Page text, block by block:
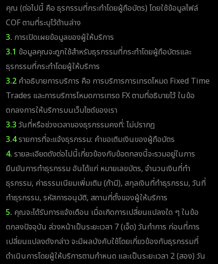
คุณ (ต่อไปนี้ คือ ธุรกรรมที่กระทำโดยผู้ถือบัตร) โดยใช้ข้อมูลไฟล์
COF ตามที่ระบุไว้ด้านล่าง
3. การเปิดเผยข้อมูลของผู้ให้บริการ
3.1 ข้อมูลคุณจะถูกใช้สำหรับธุรกรรมที่กระทำโดยผู้ถือบัตรและ
ธุรกรรมที่กระทำโดยผู้ให้บริการ
3.2 คำอธิบายการบริการ คือ การบริการการเทรดโหมด Fixed Time
Trades และการบริการโหมดการเทรด FX ตามที่อธิบายไว้ ในข้อ
ตกลงการให้บริการบนเว็บไซต์ของเรา
3.3 วันที่หรือช่วงเวลาของธุรกรรมคงที่: ไม่ปรากฎ
3.4รายการที่จะแจ้งธุรกรรม: คำขอเติมเงินของผู้ถือบัตร
4. รายละเอียดดังต่อไปนี้เกี่ยวข้องกับข้อตกลงนี้จะรวมอยู่ในการ
ยืนยันการทำธุรกรรม อันได้แก่ หมายเลขบัตร, จำนวนเงินที่ทำ
ธุรกรรม, ค่าธรรมเนียมเพิ่มเติม (ถ้ามี), สกุลเงินที่ทำธุรกรรม, วันที่
ทำธุรกรรม, รหัสการอนุมัติ, สถานที่ตั้งของผู้ให้บริการ
5. คุณจะได้รับการแจ้งเตือน เมื่อเกิดการเปลี่ยนแปลงใด ๆ ในข้อ
ตกลงปัจจุบัน ล่วงหน้าเป็นระยะเวลา 7 (เจ็ด) วันทำการ ก่อนที่การ
เปลี่ยนแปลงดังกล่าว จะมีผลบังคับใช้โดยเกี่ยวข้องกับธุรกรรมที่
ดำเนินการโดยผู้ให้บริการตามกำหนด และเป็นระยะเวลา 2 (สอง) วัน